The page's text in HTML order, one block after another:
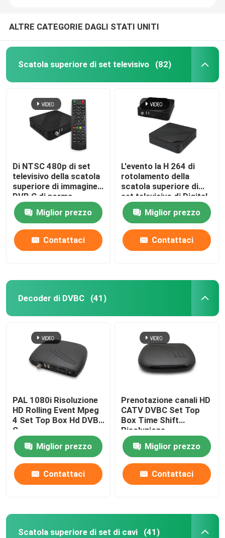
ALTRE CATEGORIE DAGLI STATI UNITI
Scatola superiore di set televisivo (82)
Di NTSC 480p di set
televisivo della scatola
superiore di immagine
DVB C di norma
decoder radiofonico di
Dexing completamente
Miglior prezzo
Contattaci
L'evento la H 264 di
rotolamento della
scatola superiore di
set televisivo di Digital
NTSC 1080i decodifica
Miglior prezzo
Contattaci
Decoder di DVBC (41)
PAL 1080i Risoluzione
HD Rolling Event Mpeg
4 Set Top Box Hd DVB
C
Miglior prezzo
Contattaci
Prenotazione canali HD
CATV DVBC Set Top
Box Time Shift
Risoluzione
Miglior prezzo
Contattaci
Scatola superiore di set di cavi (41)